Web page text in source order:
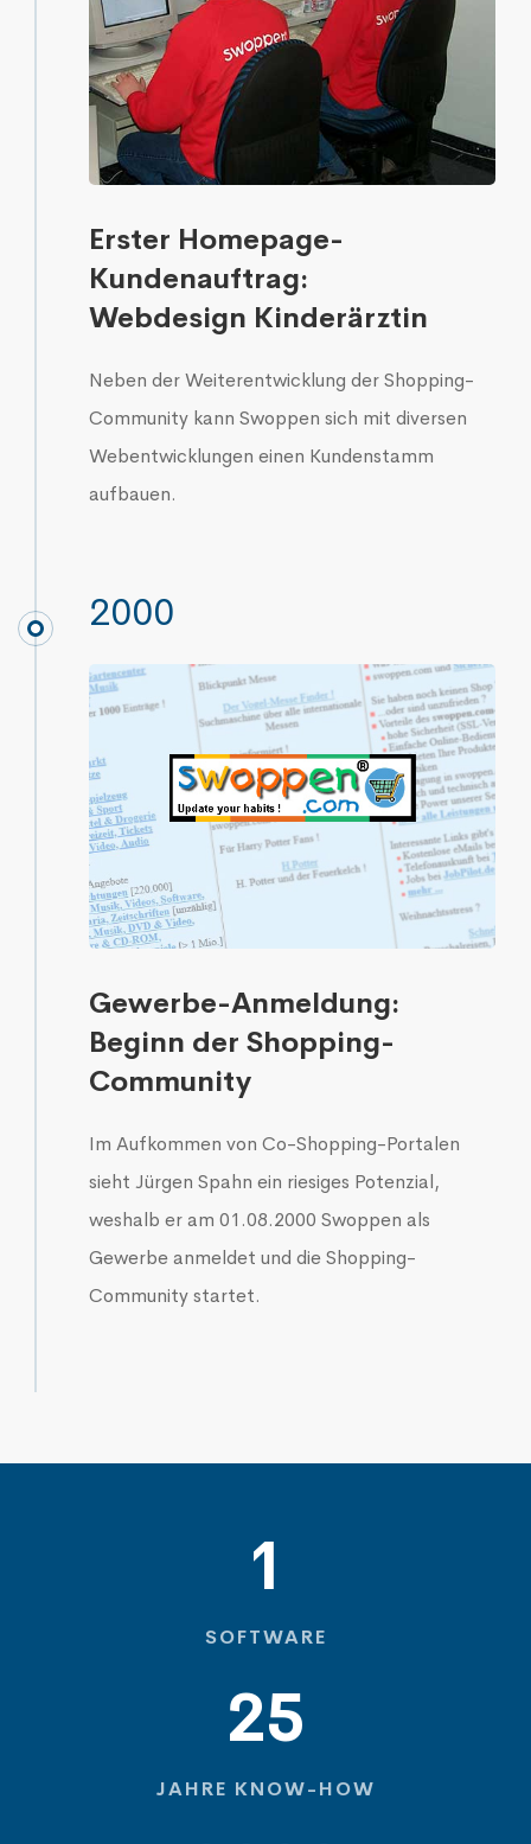
Erster Homepage-
Kundenauftrag:
Webdesign Kinderärztin
Neben der Weiterentwicklung der Shopping-
Community kann Swoppen sich mit diversen
Webentwicklungen einen Kundenstamm
aufbauen.
2000
Gewerbe-Anmeldung:
Beginn der Shopping-
Community
Im Aufkommen von Co-Shopping-Portalen
sieht Jürgen Spahn ein riesiges Potenzial,
weshalb er am 01.08.2000 Swoppen als
Gewerbe anmeldet und die Shopping-
Community startet.
1
SOFTWARE
25
JAHRE KNOW-HOW